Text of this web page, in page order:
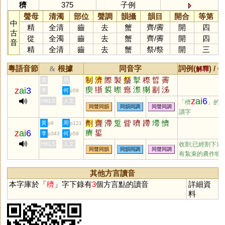
穧
375 子例
中
古
音
聲母 清濁 部位 聲調 韻攝 韻目 開合
等第
精
全清 齒 去 蟹 齊/霽 開
四
從
全濁 齒 去 蟹 齊/霽 開
四
精
全清 齒 去 蟹 祭/祭 開 三
粵語音節 & 根據 同音字 詞例(解釋) /
zai3
黃 周 制 濟 際 製 祭 掣 穄 晢 霽
瘈 狾 裚 暩 瘛 漈 猘 剬 泲
李 何 p59
HKLS 人文
同聲同韻 同韻同調 同聲同調
「穧zai6 」的
讀字
zai6
黃 p9 周 p121 劑 齊 滯 踅 眥 嚌 蹛 墆 懠
癠 銴
李 p343 何 p59
HKLS 人文
同聲同韻 同韻同調 同聲同調
收割;已經割下還
有紮束的農作物
其他方言讀音
本字庫於「穧 」字下錄有3個方言點的讀音
詳細資
料